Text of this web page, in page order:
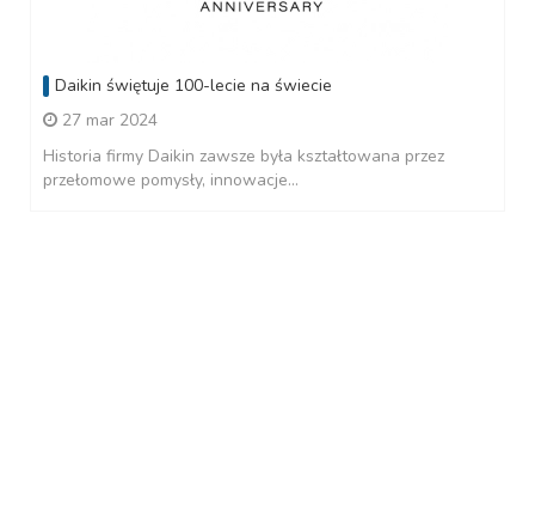
Daikin świętuje 100-lecie na świecie
27 mar 2024
Historia firmy Daikin zawsze była kształtowana przez
przełomowe pomysły, innowacje...